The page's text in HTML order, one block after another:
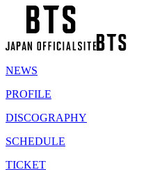
NEWS
PROFILE
DISCOGRAPHY
SCHEDULE
TICKET